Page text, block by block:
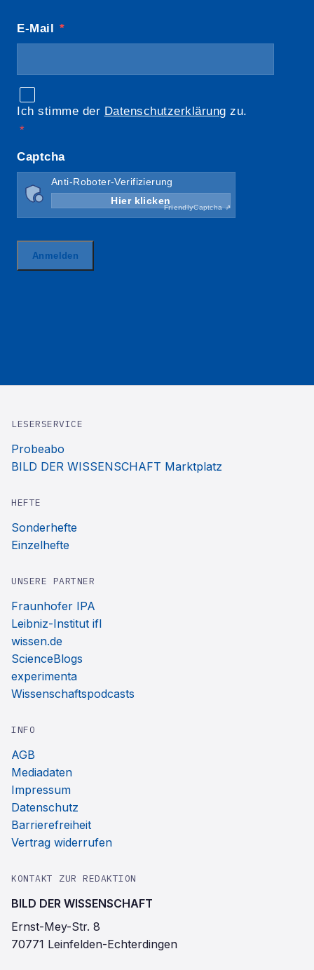
LESERSERVICE
Probeabo
BILD DER WISSENSCHAFT Marktplatz
HEFTE
Sonderhefte
Einzelhefte
UNSERE PARTNER
Fraunhofer IPA
Leibniz-Institut ifl
wissen.de
ScienceBlogs
experimenta
Wissenschaftspodcasts
INFO
AGB
Mediadaten
Impressum
Datenschutz
Barrierefreiheit
Vertrag widerrufen
KONTAKT ZUR REDAKTION
BILD DER WISSENSCHAFT
Ernst-Mey-Str. 8
70771 Leinfelden-Echterdingen